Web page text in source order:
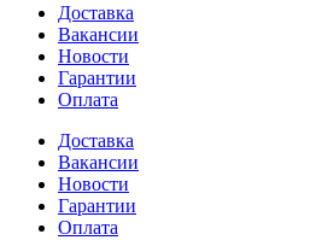
Доставка
Вакансии
Новости
Гарантии
Оплата
Доставка
Вакансии
Новости
Гарантии
Оплата